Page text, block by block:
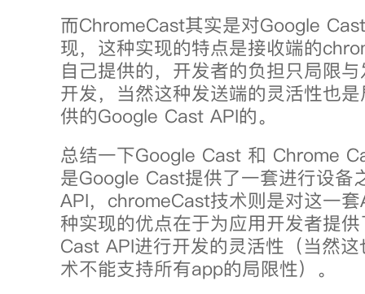
而ChromeCast其实是对Google
现，这种实现的特点是接收端的
自己提供的，开发者的负担只局限
开发，当然这种发送端的灵活性也
供的Google Cast API的。
总结一下Google Cast 和 Chrome
是Google Cast提供了一套进行设备
API，chromeCast技术则是对这一
种实现的优点在于为应用开发者提
Cast API进行开发的灵活性（当然
术不能支持所有app的局限性）。